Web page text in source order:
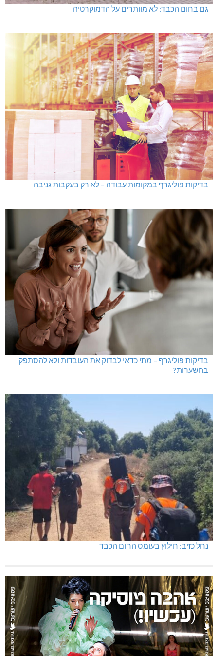
גם בחום הכבד: לא מוותרים על הדמוקרטיה
בדיקות פוליגרף במקומות עבודה – לא רק בעקבות גניבה
בדיקות פוליגרף – מתי כדאי לבדוק את העובדות ולא להסתפק
בהשערות?
נחל כזיב: חילוץ בעומס החום הכבד